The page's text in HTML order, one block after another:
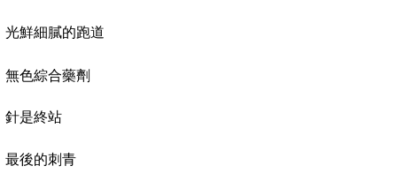
光鮮細膩的跑道
無色綜合藥劑
針是終站
最後的刺青